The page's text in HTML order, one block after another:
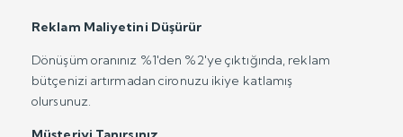
Reklam Maliyetini Düşürür
Dönüşüm oranınız %1'den %2'ye çıktığında, reklam
bütçenizi artırmadan cironuzu ikiye katlamış
olursunuz.